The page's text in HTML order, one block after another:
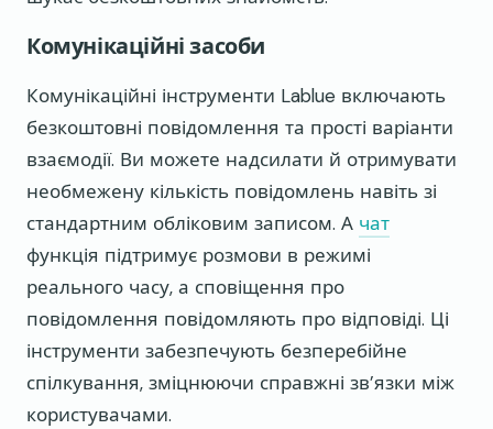
Комунікаційні засоби
Комунікаційні інструменти Lablue включають
безкоштовні повідомлення та прості варіанти
взаємодії. Ви можете надсилати й отримувати
необмежену кількість повідомлень навіть зі
стандартним обліковим записом. А чат
функція підтримує розмови в режимі
реального часу, а сповіщення про
повідомлення повідомляють про відповіді. Ці
інструменти забезпечують безперебійне
спілкування, зміцнюючи справжні зв’язки між
користувачами.